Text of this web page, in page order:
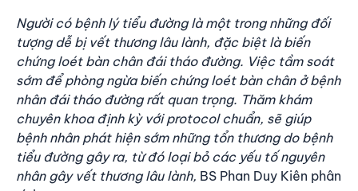
Người có bệnh lý tiểu đường là một trong những đối
tượng dễ bị vết thương lâu lành, đặc biệt là biến
chứng loét bàn chân đái tháo đường. Việc tầm soát
sớm để phòng ngừa biến chứng loét bàn chân ở bệnh
nhân đái tháo đường rất quan trọng. Thăm khám
chuyên khoa định kỳ với protocol chuẩn, sẽ giúp
bệnh nhân phát hiện sớm những tổn thương do bệnh
tiểu đường gây ra, từ đó loại bỏ các yếu tố nguyên
nhân gây vết thương lâu lành, BS Phan Duy Kiên phân